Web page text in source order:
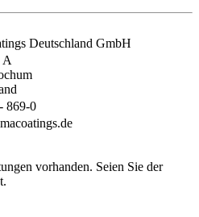
Deutschland GmbH
A
869-0
vorhanden. Seien Sie der